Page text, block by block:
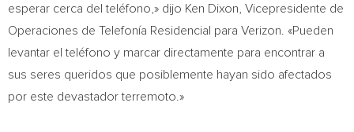
esperar cerca del teléfono,» dijo Ken Dixon , Vicepresidente de
Operaciones de Telefonía Residencial para Verizon. «Pueden
levantar el teléfono y marcar directamente para encontrar a
sus seres queridos que posiblemente hayan sido afectados
por este devastador terremoto.»